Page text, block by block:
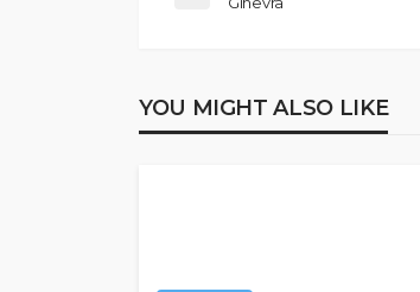
YOU MIGHT ALSO LIKE